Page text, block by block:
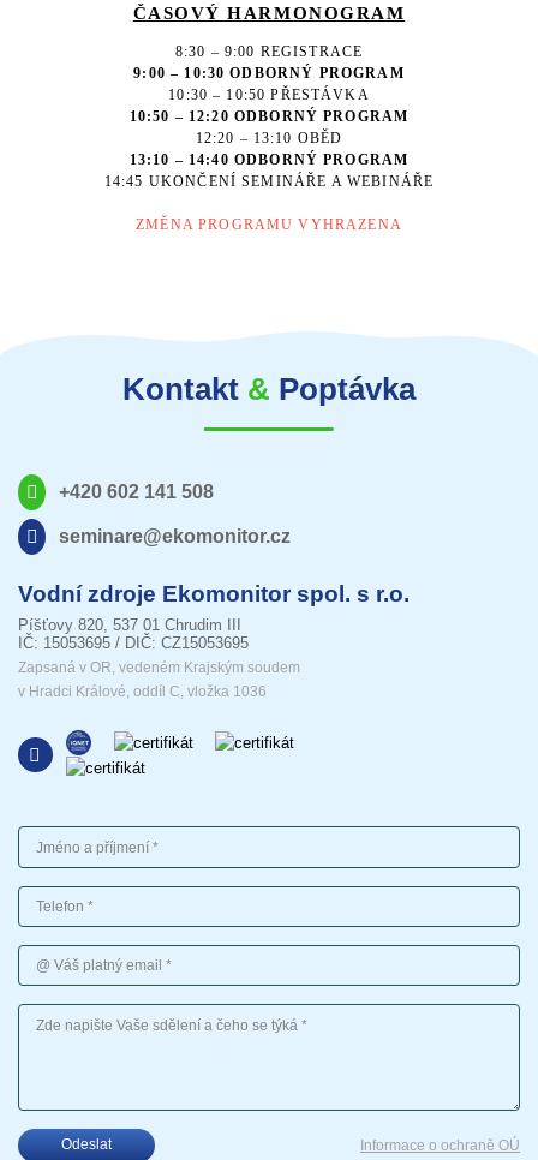
ČASOVÝ HARMONOGRAM
8:30 – 9:00 REGISTRACE
9:00 – 10:30 ODBORNÝ PROGRAM
10:30 – 10:50 PŘESTÁVKA
10:50 – 12:20 ODBORNÝ PROGRAM
12:20 – 13:10 OBĚD
13:10 – 14:40 ODBORNÝ PROGRAM
14:45 UKONČENÍ SEMINÁŘE A WEBINÁŘE
ZMĚNA PROGRAMU VYHRAZENA
Kontakt & Poptávka
+420 602 141 508
seminare@ekomonitor.cz
Vodní zdroje Ekomonitor spol. s r.o.
Píšťovy 820, 537 01 Chrudim III
IČ: 15053695 / DIČ: CZ15053695
Zapsaná v OR, vedeném Krajským soudem
v Hradci Králové, oddíl C, vložka 1036
Jméno a příjmení
Telefon
Váš platný email
Vaše sdělení
Odeslat Informace o ochraně OÚ